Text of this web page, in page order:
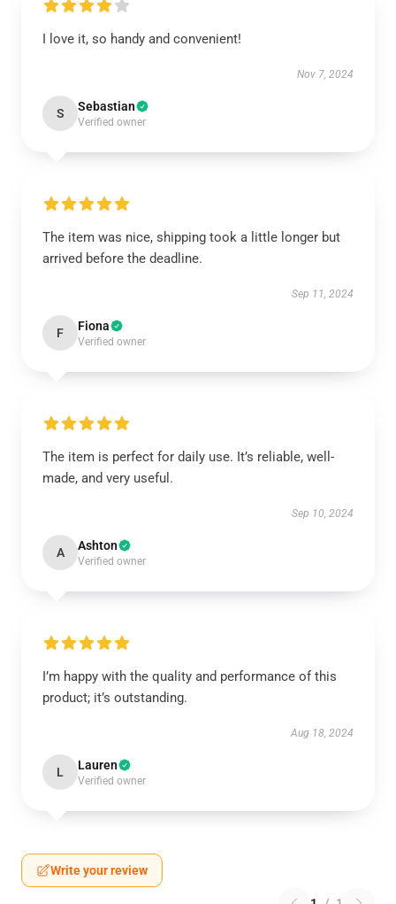
I love it, so handy and convenient!
Nov 7, 2024
S Sebastian
Verified owner
The item was nice, shipping took a little longer but
arrived before the deadline.
Sep 11, 2024
F Fiona
Verified owner
The item is perfect for daily use. It’s reliable, well-
made, and very useful.
Sep 10, 2024
A Ashton
Verified owner
I’m happy with the quality and performance of this
product; it’s outstanding.
Aug 18, 2024
L Lauren
Verified owner
Write your review